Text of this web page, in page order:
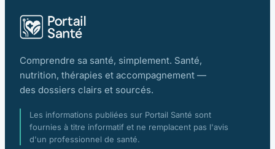
Comprendre sa santé, simplement. Santé,
nutrition, thérapies et accompagnement —
des dossiers clairs et sourcés.
Les informations publiées sur Portail Santé sont
fournies à titre informatif et ne remplacent pas l'avis
d'un professionnel de santé.